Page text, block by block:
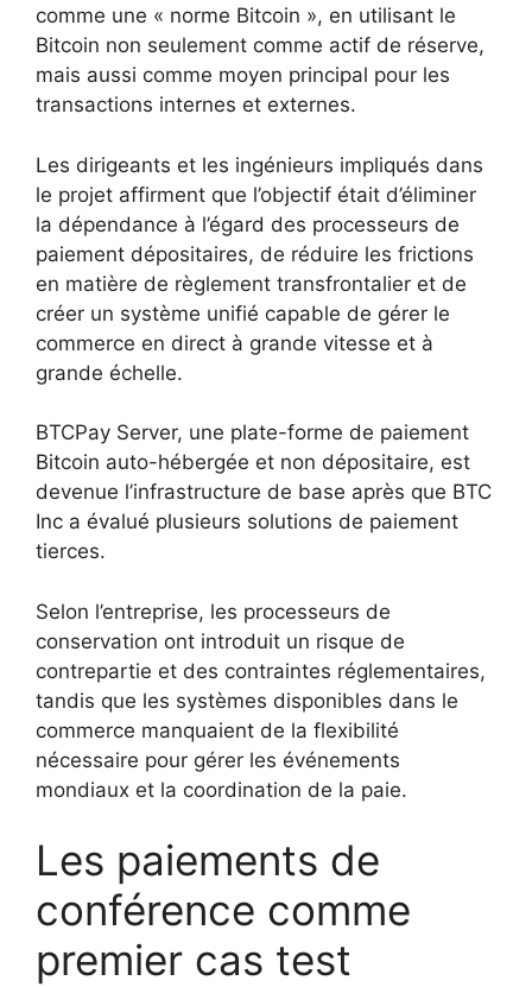
comme une « norme Bitcoin », en utilisant le
Bitcoin non seulement comme actif de réserve,
mais aussi comme moyen principal pour les
transactions internes et externes.
Les dirigeants et les ingénieurs impliqués dans
le projet affirment que l’objectif était d’éliminer
la dépendance à l’égard des processeurs de
paiement dépositaires, de réduire les frictions
en matière de règlement transfrontalier et de
créer un système unifié capable de gérer le
commerce en direct à grande vitesse et à
grande échelle.
BTCPay Server, une plate-forme de paiement
Bitcoin auto-hébergée et non dépositaire, est
devenue l’infrastructure de base après que BTC
Inc a évalué plusieurs solutions de paiement
tierces.
Selon l’entreprise, les processeurs de
conservation ont introduit un risque de
contrepartie et des contraintes réglementaires,
tandis que les systèmes disponibles dans le
commerce manquaient de la flexibilité
nécessaire pour gérer les événements
mondiaux et la coordination de la paie.
Les paiements de
conférence comme
premier cas test